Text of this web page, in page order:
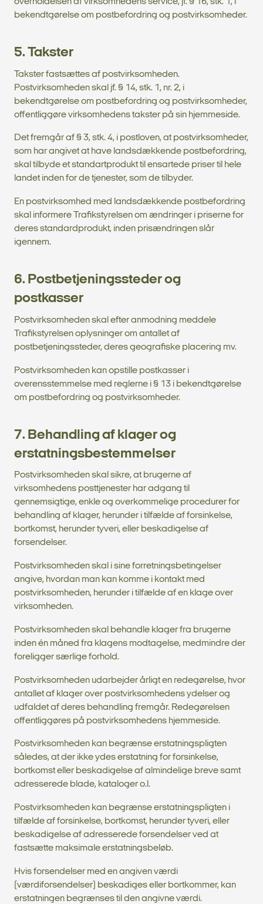
bekendtgørelse om postbefordring og postvirksomheder.
5. Takster
Takster fastsættes af postvirksomheden.
Postvirksomheden skal jf. § 14, stk. 1, nr. 2, i
bekendtgørelse om postbefordring og postvirksomheder,
offentliggøre virksomhedens takster på sin hjemmeside.
Det fremgår af § 3, stk. 4, i postloven, at postvirksomheder,
som har angivet at have landsdækkende postbefordring,
skal tilbyde et standartprodukt til ensartede priser til hele
landet inden for de tjenester, som de tilbyder.
En postvirksomhed med landsdækkende postbefordring
skal informere Trafikstyrelsen om ændringer i priserne for
deres standardprodukt, inden prisændringen slår
igennem.
6. Postbetjeningssteder og
postkasser
Postvirksomheden skal efter anmodning meddele
Trafikstyrelsen oplysninger om antallet af
postbetjeningssteder, deres geografiske placering mv.
Postvirksomheden kan opstille postkasser i
overensstemmelse med reglerne i § 13 i bekendtgørelse
om postbefordring og postvirksomheder.
7. Behandling af klager og
erstatningsbestemmelser
Postvirksomheden skal sikre, at brugerne af
virksomhedens posttjenester har adgang til
gennemsigtige, enkle og overkommelige procedurer for
behandling af klager, herunder i tilfælde af forsinkelse,
bortkomst, herunder tyveri, eller beskadigelse af
forsendelser.
Postvirksomheden skal i sine forretningsbetingelser
angive, hvordan man kan komme i kontakt med
postvirksomheden, herunder i tilfælde af en klage over
virksomheden.
Postvirksomheden skal behandle klager fra brugerne
inden én måned fra klagens modtagelse, medmindre der
foreligger særlige forhold.
Postvirksomheden udarbejder årligt en redegørelse, hvor
antallet af klager over postvirksomhedens ydelser og
udfaldet af deres behandling fremgår. Redegørelsen
offentliggøres på postvirksomhedens hjemmeside.
Postvirksomheden kan begrænse erstatningspligten
således, at der ikke ydes erstatning for forsinkelse,
bortkomst eller beskadigelse af almindelige breve samt
adresserede blade, kataloger o.l.
Postvirksomheden kan begrænse erstatningspligten i
tilfælde af forsinkelse, bortkomst, herunder tyveri, eller
beskadigelse af adresserede forsendelser ved at
fastsætte maksimale erstatningsbeløb.
Hvis forsendelser med en angiven værdi
(værdiforsendelser) beskadiges eller bortkommer, kan
erstatningen begrænses til den angivne værdi.